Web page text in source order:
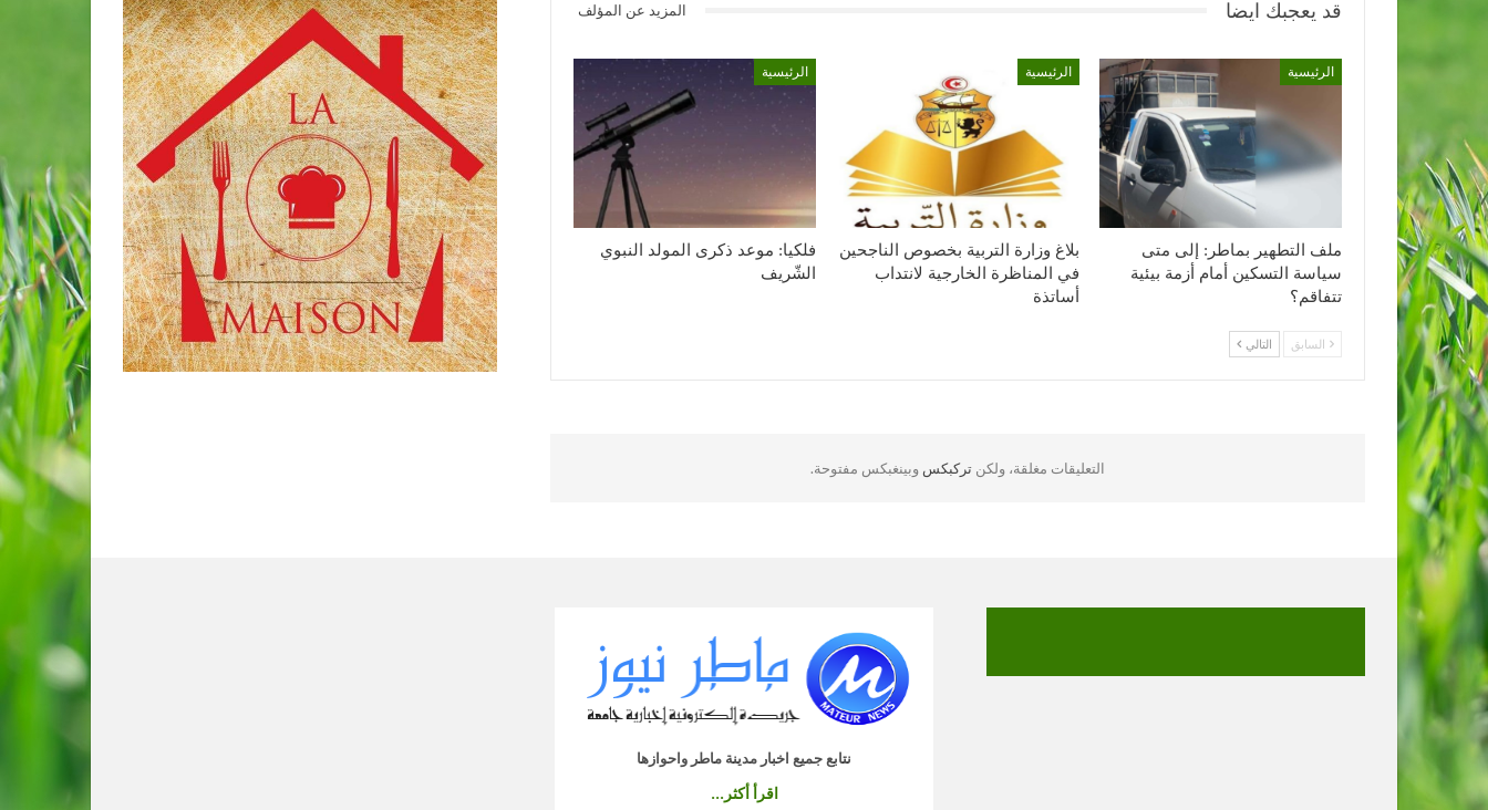
قد يعجبك ايضا المزيد عن المؤلف
الرئيسية
ملف التطهير بماطر: إلى متى
سياسة التسكين أمام أزمة بيئية
تتفاقم؟
الرئيسية
بلاغ وزارة التربية بخصوص الناجحين
في المناظرة الخارجية لانتداب
أساتذة
الرئيسية
فلكيا: موعد ذكرى المولد النبوي
الشّريف
السابق التالي
التعليقات مغلقة، ولكن تركبكس وبينغبكس مفتوحة.
نتابع جميع اخبار مدينة ماطر واحوازها
اقرأ أكثر...